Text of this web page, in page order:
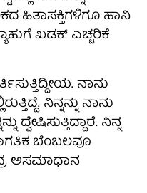
ಹಿತಾಸಕ್ತಿಗಳಿಗೂ ಹಾನಿ
ಖಡಕ್ ಎಚ್ಚರಿಕೆ
ನಾನು
ನಿನ್ನನ್ನು ನಾನು
ದ್ವೇಷಿಸುತ್ತಿದ್ದಾರೆ. ನಿನ್ನ
ಬೆಂಬಲವೂ
ಅಸಮಾಧಾನ